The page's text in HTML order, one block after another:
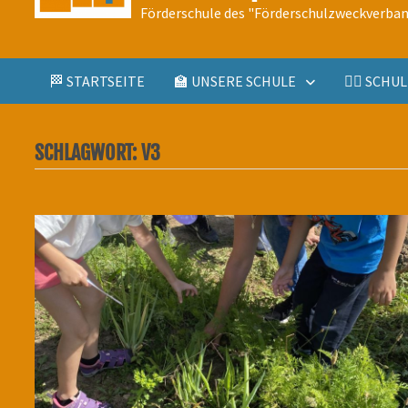
Förderschule des
🏁 STARTSEITE 🏫 UNSERE SCHULE 🤹‍♀️
SCHLAGWORT:V3